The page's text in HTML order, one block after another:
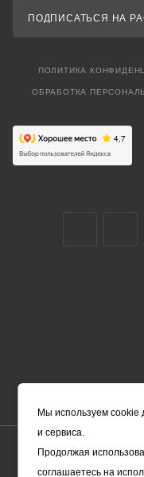
ПОДПИСАТЬСЯ НА
ПОЛИТИКА
ОБРАБОТКА
Цены, указанные на
являются офертой (в
Мы используем cookie
и сервиса.
Продолжая
соглашаетесь на